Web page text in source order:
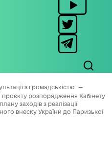
з громадськістю
—
розпорядження Кабінету
заходів з реалізації
внеску України до Паризької